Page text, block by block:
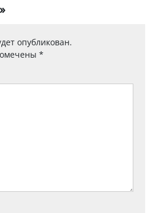
опубликован.
*